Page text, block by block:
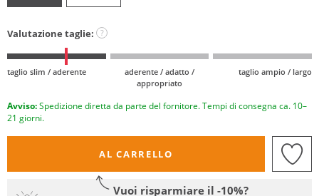
Valutazione taglie: ?
taglio slim / aderente
aderente / adatto /
appropriato
taglio ampio / largo
Avviso: Spedizione diretta da parte del fornitore. Tempi di consegna ca. 10–
21 giorni.
AL CARRELLO
Vuoi risparmiare il -10%?